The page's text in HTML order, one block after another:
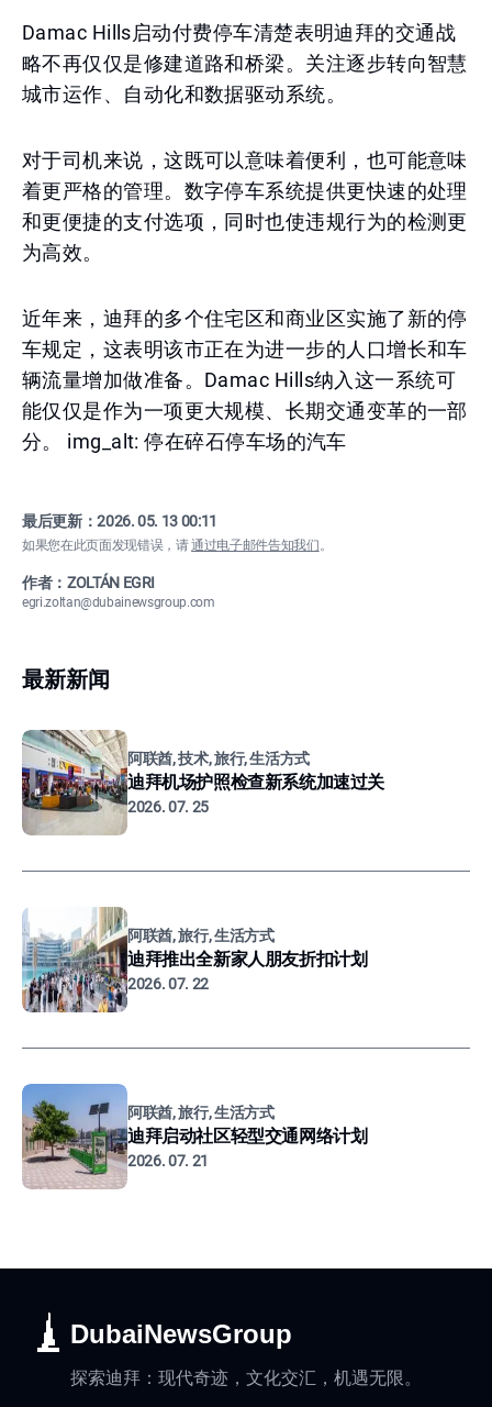
Damac Hills启动付费停车清楚表明迪拜的交通战
略不再仅仅是修建道路和桥梁。关注逐步转向智慧
城市运作、自动化和数据驱动系统。
对于司机来说，这既可以意味着便利，也可能意味
着更严格的管理。数字停车系统提供更快速的处理
和更便捷的支付选项，同时也使违规行为的检测更
为高效。
近年来，迪拜的多个住宅区和商业区实施了新的停
车规定，这表明该市正在为进一步的人口增长和车
辆流量增加做准备。Damac Hills纳入这一系统可
能仅仅是作为一项更大规模、长期交通变革的一部
分。 img_alt: 停在碎石停车场的汽车
最后更新：2026. 05. 13 00:11
如果您在此页面发现错误，请通过电子邮件告知我们。
作者：ZOLTÁN EGRI
egri.zoltan@dubainewsgroup.com
最新新闻
阿联酋, 技术, 旅行, 生活方式
迪拜机场护照检查新系统加速过关
2026. 07. 25
阿联酋, 旅行, 生活方式
迪拜推出全新家人朋友折扣计划
2026. 07. 22
阿联酋, 旅行, 生活方式
迪拜启动社区轻型交通网络计划
2026. 07. 21
DubaiNewsGroup
探索迪拜：现代奇迹，文化交汇，机遇无限。